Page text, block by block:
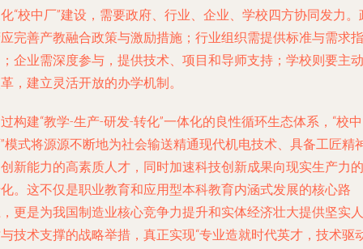
“校中厂”建设，需要政府、行业、企业、学校四方协同发力。
完善产教融合政策与激励措施；行业组织需提供标准与需求指
企业需深度参与，提供技术、项目和导师支持；学校则要主动
，建立灵活开放的办学机制。
构建“教学-生产-研发-转化”一体化的良性循环生态体系，“校中
模式将源源不断地为社会输送精通现代机电技术、具备工匠精
新能力的高素质人才，同时加速科技创新成果向现实生产力的
。这不仅是职业教育和应用型本科教育内涵式发展的核心路
更是为我国制造业核心竞争力提升和实体经济壮大提供坚实人
技术支撑的战略举措，真正实现“专业造就时代英才，技术驱